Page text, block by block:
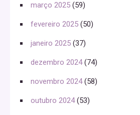
março 2025 (59)
fevereiro 2025 (50)
janeiro 2025 (37)
dezembro 2024(74)
novembro 2024(58)
outubro 2024(53)